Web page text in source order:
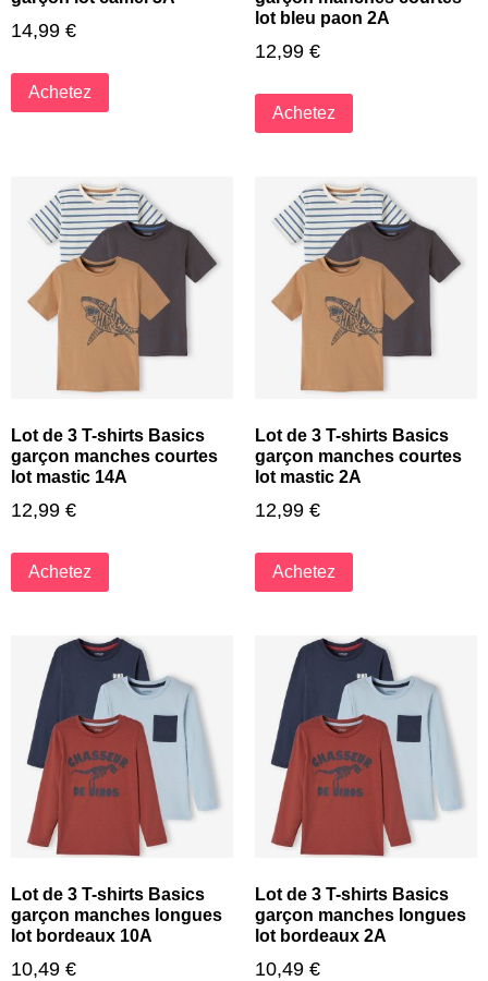
14,99 €
Achetez
lot bleu paon 2A
12,99 €
Achetez
Lot de 3 T-shirts Basics
garçon manches courtes
lot mastic 14A
12,99 €
Achetez
Lot de 3 T-shirts Basics
garçon manches courtes
lot mastic 2A
12,99 €
Achetez
Lot de 3 T-shirts Basics
garçon manches longues
lot bordeaux 10A
10,49 €
Lot de 3 T-shirts Basics
garçon manches longues
lot bordeaux 2A
10,49 €